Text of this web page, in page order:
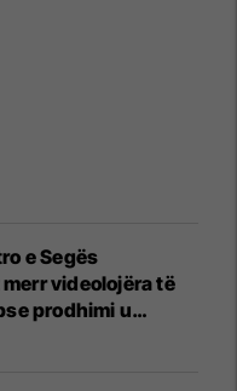
e Segës
videolojëra të
prodhimi u
më parë